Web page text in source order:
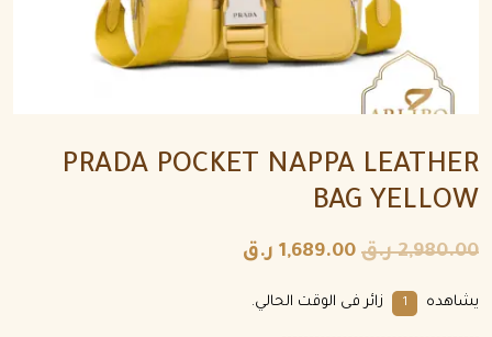
PRADA POCKET NAPPA LEATHER
BAG YELLOW
2,980.00 ر.ق 1,689.00 ر.ق
يشاهده 1 زائر فى الوقت الحالي.